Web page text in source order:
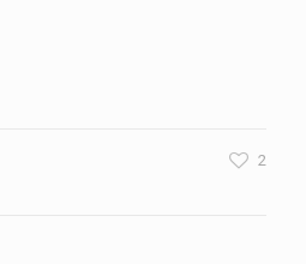
2